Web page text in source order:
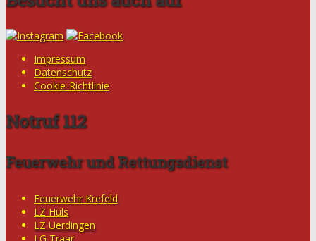
Impressum
Datenschutz
Cookie-Richtlinie
Notruf 112
Feuerwehr und Rettungsdienst
Feuerwehr Krefeld
LZ Hüls
LZ Uerdingen